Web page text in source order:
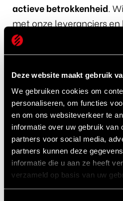
Deze website maakt gebruik
We gebruiken cookies om
personaliseren, om functies
en om ons websiteverkeer te
informatie over uw gebruik van
partners voor social media,
partners kunnen deze
informatie die u aan ze heeft
verzameld op basis van uw
actieve betrokkenheid.
met onze leveranciers
kansen en dragen actief
leiden tot verbetering en
belangrijk die
gezamenlijk leveren van
in de praktijk.
Het bezoek bevestigde
het partnerschap tussen
Technologies: een
op vertrouwen, inhoud